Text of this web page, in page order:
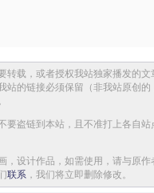
转载，或者授权我站独家播发的
站的链接必须保留（非我站原创的
要盗链到本站，且不准打上各自
，设计作品，如需使用，请与原
联系 ，我们将立即删除修改。